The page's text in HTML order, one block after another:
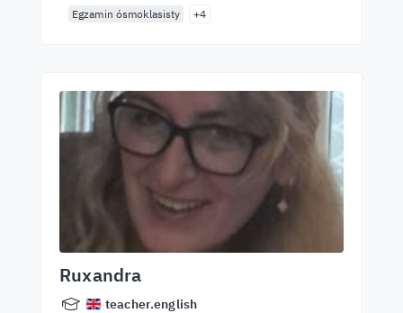
Egzamin ósmoklasisty
+4
Ruxandra
teacher.english